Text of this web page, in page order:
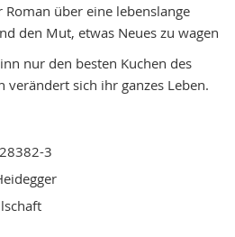
über eine lebenslange
den Mut, etwas Neues zu wagen
nur den besten Kuchen des
verändert sich ihr ganzes Leben.
3